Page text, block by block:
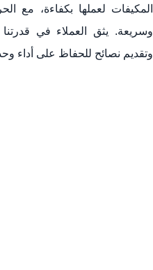
خدمات شركة فيكس
العملاء الذين نخدمهم
كيف تختار المكيف المناسب
المكيفات لعملها بكفاءة، مع
وسريعة. يثق العملاء في
وتقديم نصائح للحفاظ على أداء